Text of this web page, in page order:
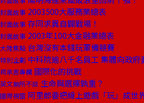
封面故事 2003500大服務業總表
封面故事 存同求異自闢戰場！
封面故事 2003年100大金融業總表
大陸焦點 台灣沒有本錢玩軍備競賽
特別企劃 中科院逾八千名員工 集體向政府
柯承恩專欄 國際化的挑戰
英文無所不談 生命與選擇孰重？
國際視窗 阿里郎要把線上遊戲「玩」成世